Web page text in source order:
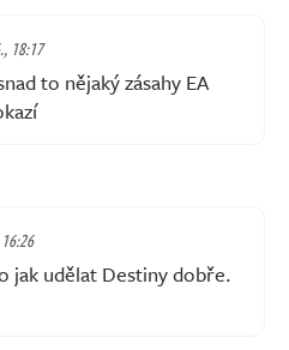
18:17
to nějaký zásahy EA
jak udělat Destiny dobře.